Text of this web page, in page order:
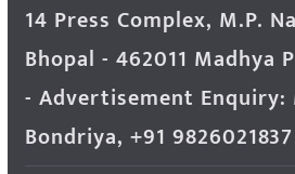
14 Press Complex, M.P.
Bhopal - 462011 Madhya
- Advertisement Enquiry:
Bondriya, +91 9826021837